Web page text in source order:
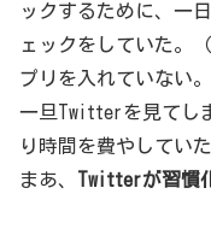
ックするために、一
ェックをしていた。
プリを入れていない。
一旦Twitterを見てし
り時間を費やしてい
まあ、 Twitterが習慣